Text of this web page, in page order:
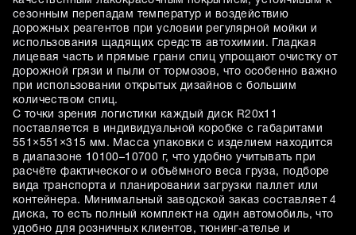
сезонным перепадам температур и воздействию
дорожных реагентов при условии регулярной мойки и
использования щадящих средств автохимии. Гладкая
лицевая часть и прямые грани спиц упрощают очистку от
дорожной грязи и пыли от тормозов, что особенно важно
при использовании открытых дизайнов с большим
количеством спиц.
С точки зрения логистики каждый диск R20x11
поставляется в индивидуальной коробке с габаритами
551×551×315 мм. Масса упаковки с изделием находится
в диапазоне 10100–10700 г, что удобно учитывать при
расчёте фактического и объёмного веса груза, подборе
вида транспорта и планировании загрузки паллет или
контейнера. Минимальный заводской заказ составляет 4
диска, то есть полный комплект на один автомобиль, что
удобно для розничных клиентов, тюнинг-ателье и